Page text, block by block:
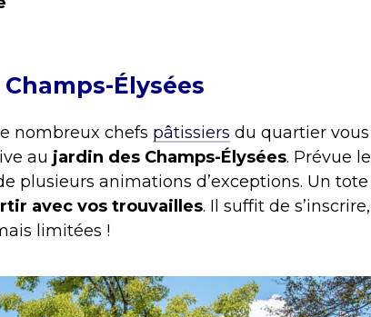
Élysées
nombreux chefs pâtissiers du quartier vous
au jardin des Champs-Élysées. Prévue le
plusieurs animations d’exceptions. Un tote
avec vos trouvailles. Il suffit de s’inscrire,
limitées !